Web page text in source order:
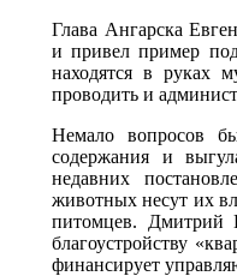
Глава Ангарска
и привел пример
находятся в руках
проводить и
Немало вопросов
содержания и
недавних
животных несут их
питомцев. Дмитрий
благоустройству
финансирует